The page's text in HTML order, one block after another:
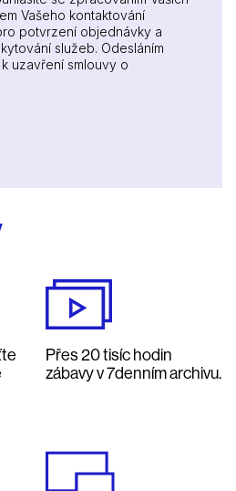
Vašeho kontaktování
potvrzení objednávky a
služeb. Odesláním
uzavření smlouvy o
Přes 20 tisíc hodin
zábavy v 7denním archivu.